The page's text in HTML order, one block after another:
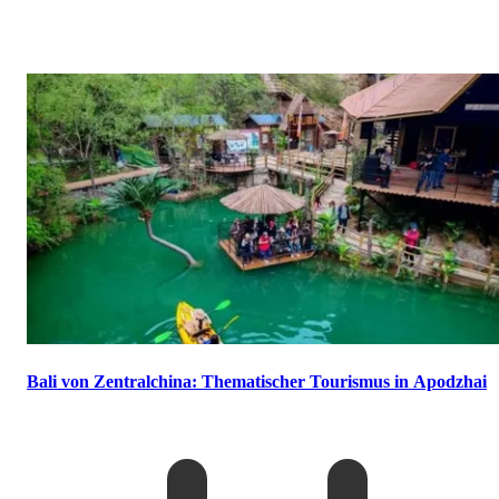
Bali von Zentralchina: Thematischer Tourismus in Apodzhai